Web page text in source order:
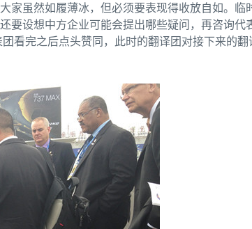
家虽然如履薄冰，但必须要表现得收放自如。临
要设想中方企业可能会提出哪些疑问，再咨询代
看完之后点头赞同，此时的翻译团对接下来的翻